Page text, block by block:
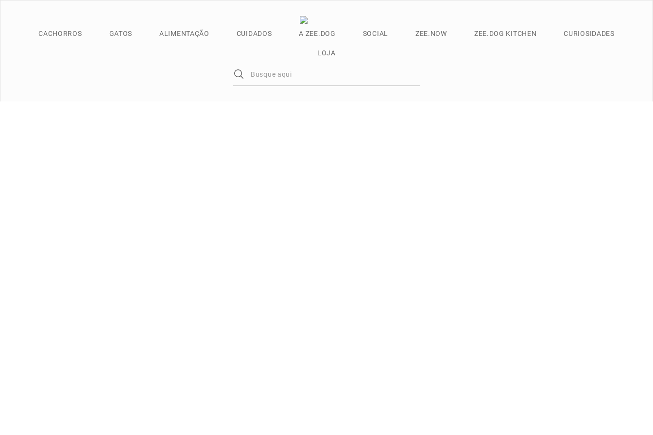
CACHORROS GATOS ALIMENTAÇÃO CUIDADOS A ZEE.DOG SOCIAL ZEE.NOW ZEE.DOG KITCHEN CURIOSIDADES
LOJA